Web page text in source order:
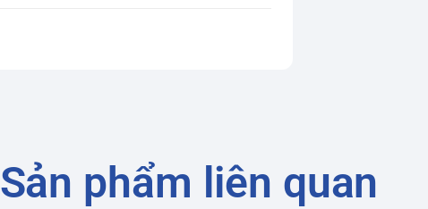
Sản phẩm liên quan